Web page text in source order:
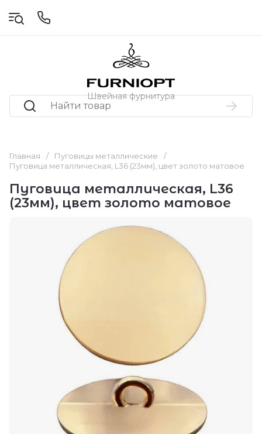
Швейная фурнитура
Главная / Пуговицы металлические
/
Пуговица металлическая, L36 (23мм), цвет золото матовое
Пуговица металлическая, L36
(23мм), цвет золото матовое